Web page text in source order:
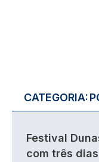
CATEGORIA:
Festival
com três